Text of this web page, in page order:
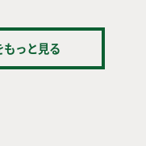
もっと見る